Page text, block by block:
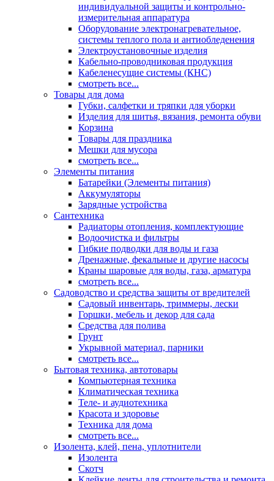
индивидуальной защиты и контрольно-
измерительная аппаратура
Оборудование электронагревательное,
системы теплого пола и антиобледенения
Электроустановочные изделия
Кабельно-проводниковая продукция
Кабеленесущие системы (КНС)
смотреть все...
Товары для дома
Губки, салфетки и тряпки для уборки
Изделия для шитья, вязания, ремонта обуви
Корзина
Товары для праздника
Мешки для мусора
смотреть все...
Элементы питания
Батарейки (Элементы питания)
Аккумуляторы
Зарядные устройства
Сантехника
Радиаторы отопления, комплектующие
Водоочистка и фильтры
Гибкие подводки для воды и газа
Дренажные, фекальные и другие насосы
Краны шаровые для воды, газа, арматура
смотреть все...
Садоводство и средства защиты от вредителей
Садовый инвентарь, триммеры, лески
Горшки, мебель и декор для сада
Средства для полива
Грунт
Укрывной материал, парники
смотреть все...
Бытовая техника, автотовары
Компьютерная техника
Климатическая техника
Теле- и аудиотехника
Красота и здоровье
Техника для дома
смотреть все...
Изолента, клей, пена, уплотнители
Изолента
Скотч